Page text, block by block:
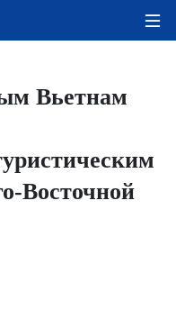
Вьетнам
Восточной